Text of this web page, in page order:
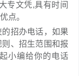
专文凭,具有时间
点。
招办电话，如果
、招生范围和报
小编给你的电话